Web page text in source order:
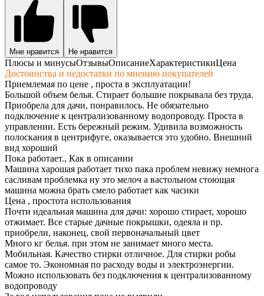
Мне нравится Не нравится
Плюсы и минусыОтзывыОписаниеХарактеристикиЦена
Достоинства и недостатки по мнению покупателей
Приемлемая по цене , проста в эксплуатации!
Большой объем белья. Стирает большие покрывала без труда.
Приобрела для дачи, понравилось. Не обязательно
подключение к централизованному водопроводу. Проста в
управлении. Есть бережный режим. Удивила возможность
полоскания в центрифуге, оказывается это удобно. Внешний
вид хороший
Пока работает., Как в описании
Машина харошая работает тихо пака проблем невижу немнога
сасливам проблемка ну это мелоч а вастольном стоющая
машина можна брать смело работает как часики
Цена , простота использования
Почти идеальная машина для дачи: хорошо стирает, хорошо
отжимает. Все старые дачные покрышки, одеяла и пр.
приобрели, наконец, свой первоначальный цвет
Много кг белья. при этом не занимает много места.
Мобильная. Качество стирки отличное. Для стирки робы
самое то. Экономная по расходу воды и электроэнергии.
Можно использовать без подключения к централизованному
водопроводу